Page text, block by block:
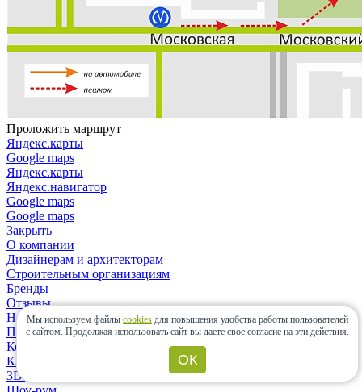
Проложить маршрут
Яндекс.карты
Google maps
Яндекс.карты
Яндекс.навигатор
Google maps
Google maps
Закрыть
О компании
Дизайнерам и архитекторам
Строительным организациям
Бренды
Отзывы
Новости
Политика конфиденциальности
Контакты
Клиентам
3D-дизайн
Мы используем файлы cookies для повышения удобства работы пользователей
с сайтом. Продолжая использовать сайт вы даете свое согласие на эти действия.
ОК